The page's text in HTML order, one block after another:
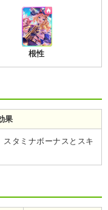
根性
果
タミナボーナスとスキ